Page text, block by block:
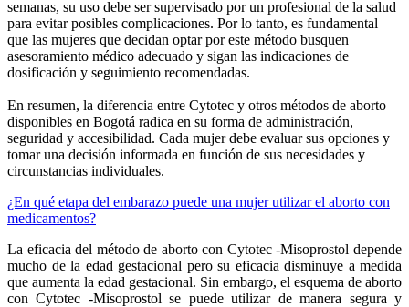
semanas, su uso debe ser supervisado por un profesional de la salud
para evitar posibles complicaciones. Por lo tanto, es fundamental
que las mujeres que decidan optar por este método busquen
asesoramiento médico adecuado y sigan las indicaciones de
dosificación y seguimiento recomendadas.
En resumen, la diferencia entre Cytotec y otros métodos de aborto
disponibles en Bogotá radica en su forma de administración,
seguridad y accesibilidad. Cada mujer debe evaluar sus opciones y
tomar una decisión informada en función de sus necesidades y
circunstancias individuales.
¿En qué etapa del embarazo puede una mujer utilizar el aborto con
medicamentos?
La eficacia del método de aborto con Cytotec -Misoprostol depende
mucho de la edad gestacional pero su eficacia disminuye a medida
que aumenta la edad gestacional. Sin embargo, el esquema de aborto
con Cytotec -Misoprostol se puede utilizar de manera segura y